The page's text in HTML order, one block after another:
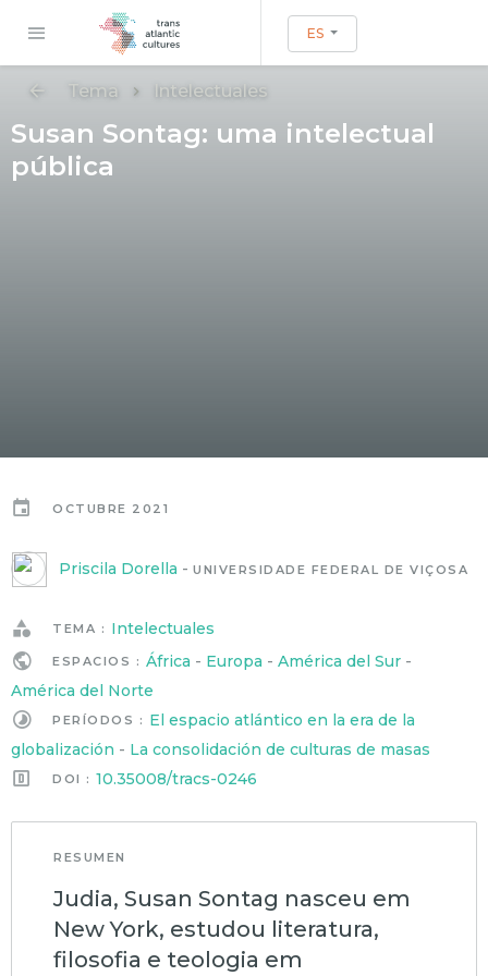
ES
Tema Intelectuales
Susan Sontag: uma intelectual
pública
OCTUBRE 2021
Priscila Dorella - UNIVERSIDADE FEDERAL DE VIÇOSA
TEMA : Intelectuales
ESPACIOS : África - Europa - América del Sur-
América del Norte
PERÍODOS : El espacio atlántico en la era de la
globalización - La consolidación de culturas de masas
DOI : 10.35008/tracs-0246
RESUMEN
Judia, Susan Sontag nasceu em
New York, estudou literatura,
filosofia e teologia em